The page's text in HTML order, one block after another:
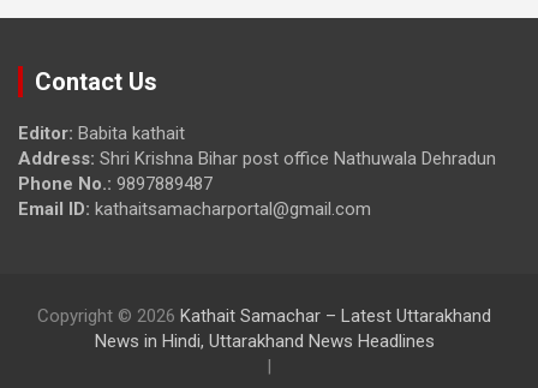
Contact Us
Editor: Babita kathait
Address: Shri Krishna Bihar post office Nathuwala Dehradun
Phone No.: 9897889487
Email ID: kathaitsamacharportal@gmail.com
Copyright © 2026 Kathait Samachar – Latest Uttarakhand
News in Hindi, Uttarakhand News Headlines